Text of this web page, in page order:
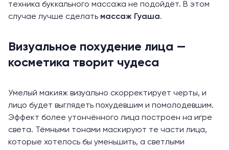
техника буккального массажа не подойдёт. В этом
случае лучше сделать массаж Гуаша.
Визуальное похудение лица —
косметика творит чудеса
Умелый макияж визуально скорректирует черты, и
лицо будет выглядеть похудевшим и помолодевшим.
Эффект более утончённого лица построен на игре
света. Тёмными тонами маскируют те части лица,
которые хотелось бы уменьшить, а светлыми